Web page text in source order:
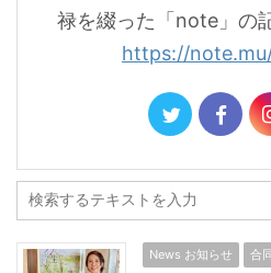
禄を綴った「note」の
https://
News お知らせ 合